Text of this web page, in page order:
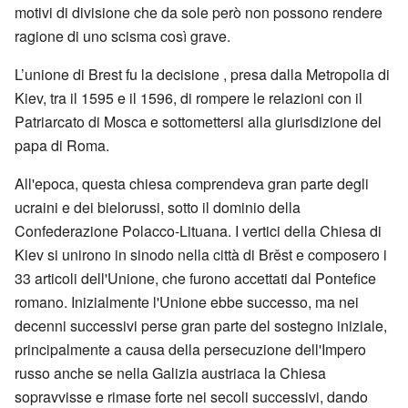
motivi di divisione che da sole però non possono rendere
ragione di uno scisma così grave.
L’unione di Brest fu la decisione , presa dalla Metropolia di
Kiev, tra il 1595 e il 1596, di rompere le relazioni con il
Patriarcato di Mosca e sottomettersi alla giurisdizione del
papa di Roma.
All'epoca, questa chiesa comprendeva gran parte degli
ucraini e dei bielorussi, sotto il dominio della
Confederazione Polacco-Lituana. I vertici della Chiesa di
Kiev si unirono in sinodo nella città di Brěst e composero i
33 articoli dell'Unione, che furono accettati dal Pontefice
romano. Inizialmente l'Unione ebbe successo, ma nei
decenni successivi perse gran parte del sostegno iniziale,
principalmente a causa della persecuzione dell'Impero
russo anche se nella Galizia austriaca la Chiesa
sopravvisse e rimase forte nei secoli successivi, dando